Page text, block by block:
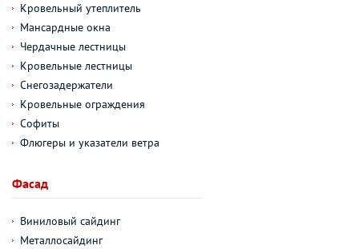
Кровельный утеплитель
Мансардные окна
Чердачные лестницы
Кровельные лестницы
Снегозадержатели
Кровельные ограждения
Софиты
Флюгеры и указатели ветра
Фасад
Виниловый сайдинг
Металлосайдинг